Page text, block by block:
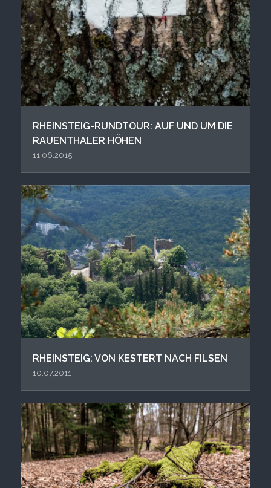
RHEINSTEIG-RUNDTOUR: AUF UND UM DIE
RAUENTHALER HÖHEN
11.06.2015
RHEINSTEIG: VON KESTERT NACH FILSEN
10.07.2011